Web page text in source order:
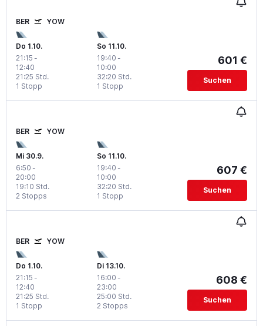
BER YOW
Do 1.10.
21:15 -
12:40
1 Stopp
21:25 Std.
So 11.10.
19:40 -
10:00
1 Stopp
32:20 Std.
601 €
Suchen
BER YOW
Mi 30.9.
6:50 -
20:00
2 Stopps
19:10 Std.
So 11.10.
19:40 -
10:00
1 Stopp
32:20 Std.
607 €
Suchen
BER YOW
Do 1.10.
21:15 -
12:40
1 Stopp
21:25 Std.
Di 13.10.
16:00 -
23:00
2 Stopps
25:00 Std.
608 €
Suchen